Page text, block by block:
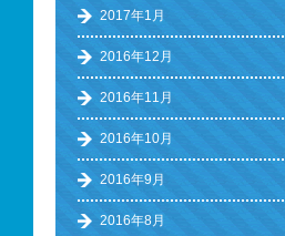
2017年1月
2016年12月
2016年11月
2016年10月
2016年9月
2016年8月